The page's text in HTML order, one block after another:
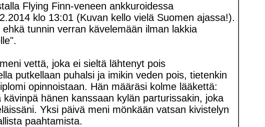
Flying Finn-veneen ankkuroidessa
klo 13:01 (Kuvan kello vielä Suomen ajassa!).
tunnin verran kävelemään ilman lakkia
vettä, joka ei sieltä lähtenyt pois
putkellaan puhalsi ja imikin veden pois, tietenkin
opinnoistaan. Hän määräsi kolme lääkettä:
hänen kanssaan kylän parturissakin, joka
Yksi päivä meni mönkään vatsan kivistelyn
paahtamista.